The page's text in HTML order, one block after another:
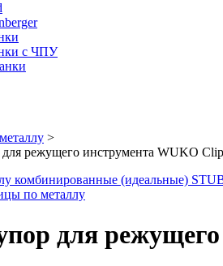
с ЧПУ
>
режущего инструмента WUKO
комбинированные (идеальные)
по металлу
для